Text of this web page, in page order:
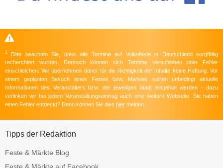
1
Bitte beachten Sie, dass alle Termine auf Volksfeste in Deutschland sorgfältig
recherchiert wurden. Dennoch können sich Termine verschieben oder Fehler
einschleichen. Wir übernehmen daher für die Richtigkeit der Inhalte keine Haftung. Vor
einem geplanten Besuch eines Festes bzw. Marktes sollten unbedingt aktuelle
Informationen des Veranstalters bzw. der jeweiligen Stadt eingeholt werden - dazu
verlinken wir bei jedem Veranstaltungseintrag auch eine weitere Webseite. Sie haben
einen Fehler entdeckt? Dann können Sie dies hier melden.
Tipps der Redaktion
Feste & Märkte Blog